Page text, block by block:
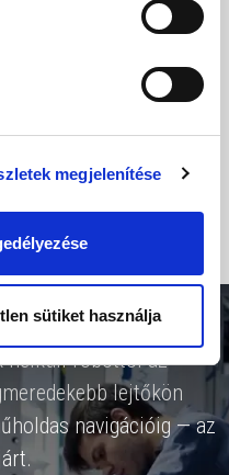
megjelenítése
sütiket használja
egyszerű kísérlet. Amikor
világban, ahol ezt korábban
akkumulátorok
nélküli robottól az
lejtőkön
navigációig — az